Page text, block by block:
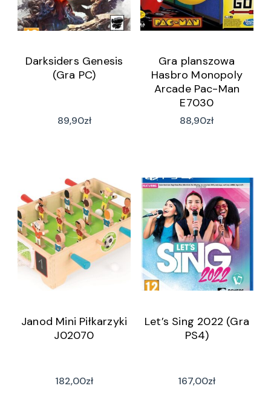
Darksiders Genesis
(Gra PC)
89,90zł
Gra planszowa
Hasbro Monopoly
Arcade Pac-Man
E7030
88,90zł
Janod Mini Piłkarzyki
J02070
182,00zł
Let’s Sing 2022 (Gra
PS4)
167,00zł